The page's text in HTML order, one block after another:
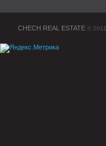
CHECH REAL ESTATE © 2011